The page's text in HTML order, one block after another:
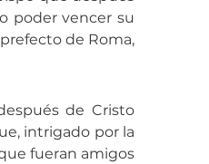
poder vencer su
de Roma,
de Cristo
intrigado por la
fueran amigos